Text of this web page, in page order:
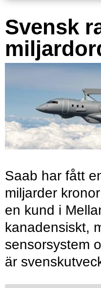
Svensk
Saab har fått
miljarder
en kund i
kanadensiskt,
sensorsystem
är